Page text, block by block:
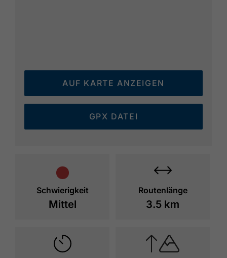
AUF KARTE ANZEIGEN
GPX DATEI
Schwierigkeit
Mittel
Routenlänge
3.5 km